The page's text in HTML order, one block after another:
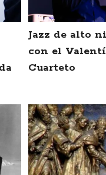
Jazz de alto
con el
Cuarteto